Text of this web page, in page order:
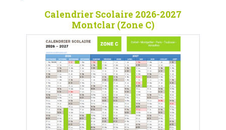
Calendrier Scolaire 2026-2027
Montclar (Zone C)